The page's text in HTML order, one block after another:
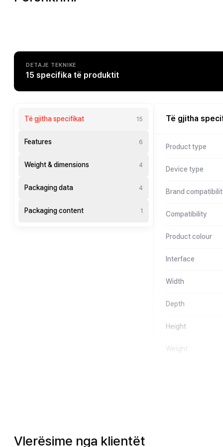
DETAJE TEKNIKE
15 specifika të produktit
Të gjitha specifikat 15
Features 6
Weight & dimensions 4
Packaging data 4
Packaging content 1
Të gjitha
Product type
Device type
Brand
Compatibility
Product colour
Interface
Width
Depth
Height
Weight
Vlerësime nga klientët